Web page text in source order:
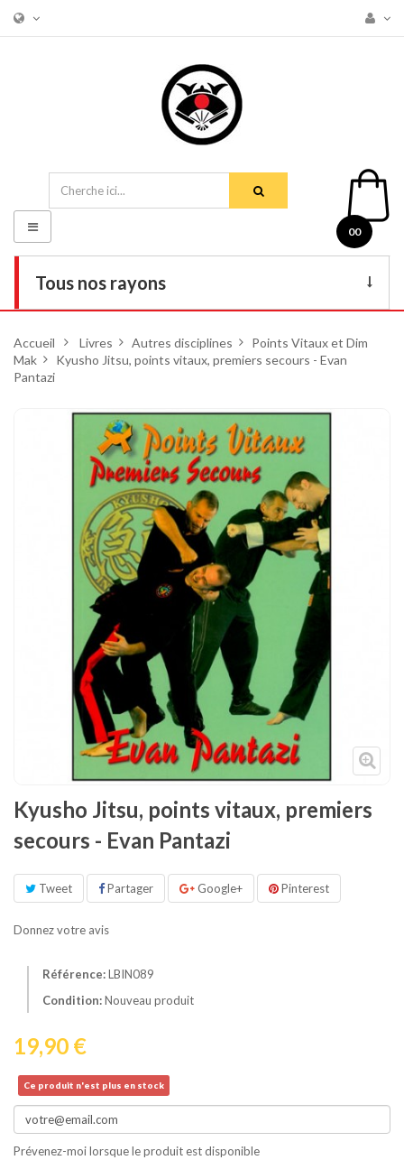
00
Tous nos rayons
DVD
Tenues
Chaussures
Protections
Cible de frappe
Condition physique
Accessoires
Tatamis
Décoration
Voir plus
Basculer
la
navigation
Accueil > Livres > Autres disciplines > Points Vitaux et Dim
Mak > Kyusho Jitsu, points vitaux, premiers secours - Evan
Pantazi
Kyusho Jitsu, points vitaux, premiers
secours - Evan Pantazi
Tweet Partager Google+ Pinterest
Donnez votre avis
Référence:LBIN089
Condition:Nouveau produit
19,90 €
Ce produit n'est plus en stock
Prévenez-moi lorsque le produit est disponible